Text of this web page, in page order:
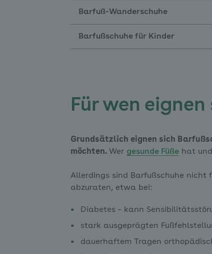
Barfuß-Wanderschuhe
Barfußschuhe für Kinder
Für wen
Grundsätzlich eignen sich
möchten. Wer gesunde Füße hat
Allerdings sind Barfußschuhe nicht
abzuraten, etwa bei:
Diabetes - kann
stark ausgeprägten
dauerhaftem Tragen